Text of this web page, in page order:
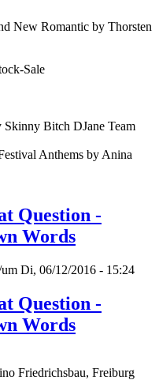
New Romantic by Thorsten
Sale
Skinny Bitch DJane Team
Anthems by Anina
Question -
Words
um Di, 06/12/2016 - 15:24
Question -
Words
Friedrichsbau, Freiburg